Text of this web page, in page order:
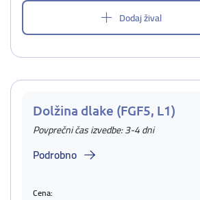
Dodaj žival
Dolžina dlake (FGF5, L1)
Povprečni čas izvedbe: 3-4 dni
Podrobno
Cena: